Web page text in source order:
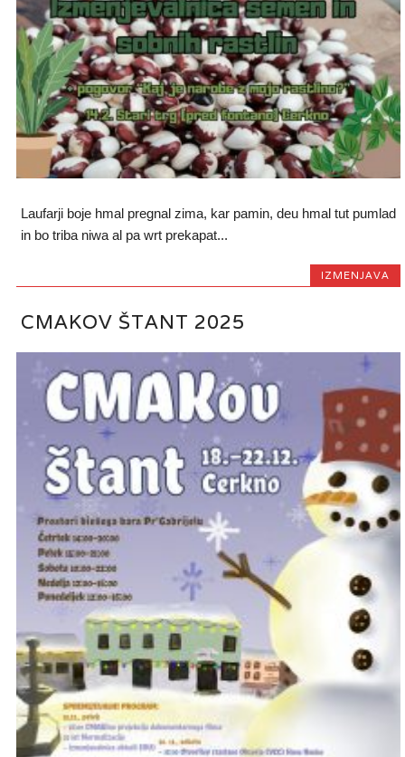
Laufarji boje hmal pregnal zima, kar pamin, deu hmal tut pumlad
in bo triba niwa al pa wrt prekapat...
IZMENJAVA
CMAKOV ŠTANT 2025